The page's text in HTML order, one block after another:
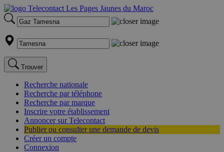
Trouver
Recherche nationale
Recherche par téléphone
Recherche par marque
Inscrire votre établissement
Annoncer sur Telecontact
Publier ou consulter une demande de devis
Créer un compte
Connexion